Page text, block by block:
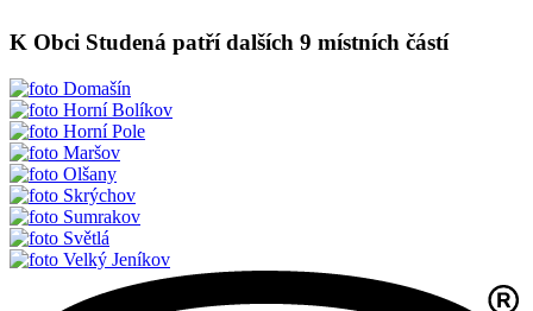
K Obci Studená patří dalších 9 místních částí
Domašín
Horní Bolíkov
Horní Pole
Maršov
Olšany
Skrýchov
Sumrakov
Světlá
Velký Jeníkov